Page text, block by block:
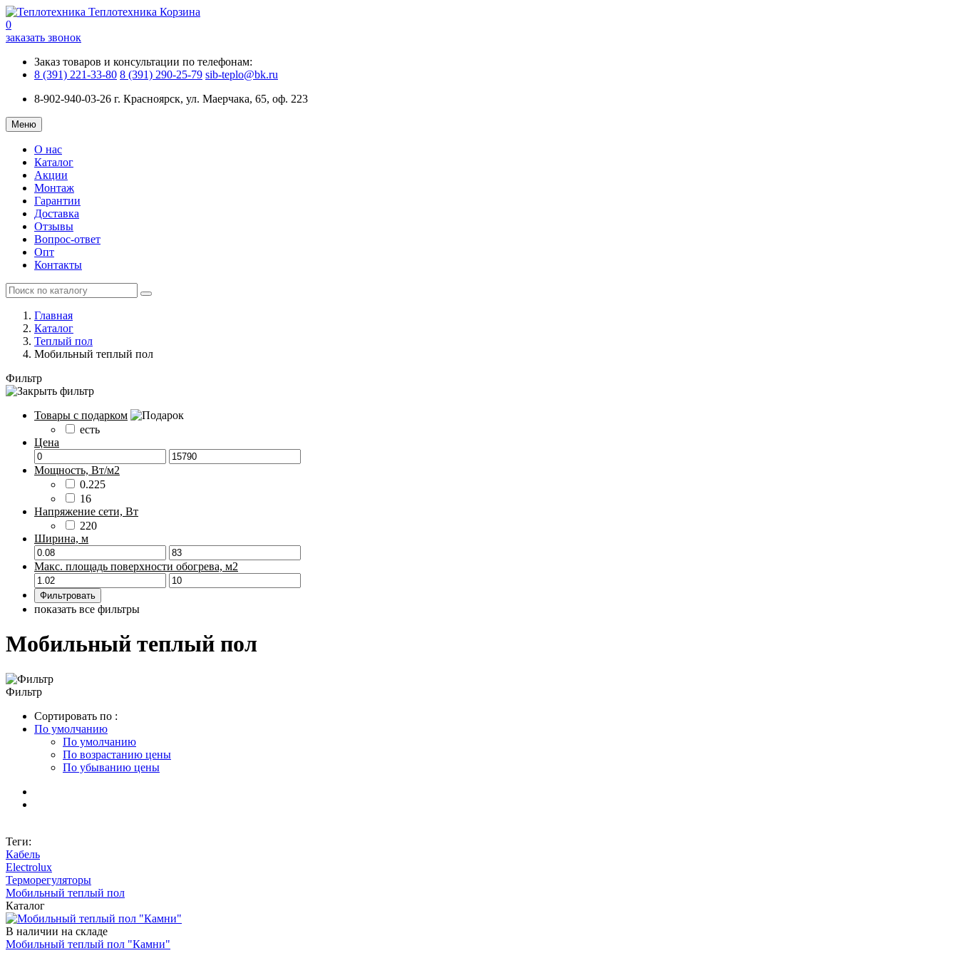
Теплотехника Корзина
0
заказать звонок
Заказ товаров и консультации по телефонам:
8 (391) 221-33-80 8 (391) 290-25-79 sib-teplo@bk.ru
8-902-940-03-26 г. Красноярск, ул. Маерчака, 65, оф. 223
Меню
О нас
Каталог
Акции
Монтаж
Гарантии
Доставка
Отзывы
Вопрос-ответ
Опт
Контакты
Главная
Каталог
Теплый пол
Мобильный теплый пол
Фильтр
Товары с подарком
есть
Цена
Мощность, Вт/м2
0.225
16
Напряжение сети, Вт
220
Ширина, м
Макс. площадь поверхности обогрева, м2
показать все фильтры
Мобильный теплый пол
Фильтр
Сортировать по :
По умолчанию
По умолчанию
По возрастанию цены
По убыванию цены
Теги:
Кабель
Electrolux
Терморегуляторы
Мобильный теплый пол
Каталог
В наличии на складе
Мобильный теплый пол "Камни"